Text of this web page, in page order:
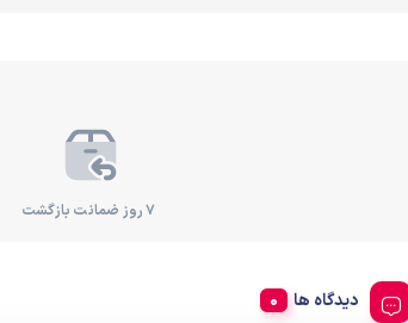
۷ روز ضمانت بازگشت
دیدگاه ها